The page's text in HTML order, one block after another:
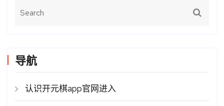
导航
认识开元棋app官网进入